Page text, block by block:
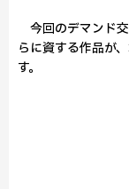
今回のデマンド
らに資する作品が
す。